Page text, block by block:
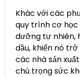
Khác với các
quy trình cơ học
dưỡng tự nhiên,
dầu, khiến nó
các nhà sản
chú trọng sức